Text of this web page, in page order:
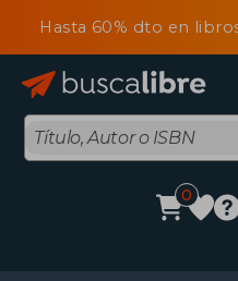
Hasta 60% dto en
0